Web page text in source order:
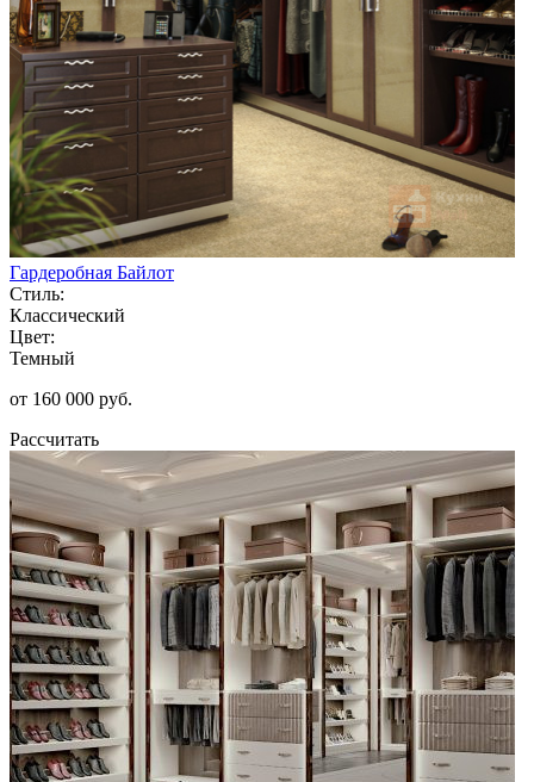
Гардеробная Байлот
Стиль:
Классический
Цвет:
Темный
от 160 000 руб.
Рассчитать